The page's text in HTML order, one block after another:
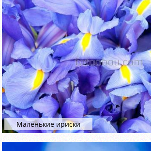
Маленькие ириски